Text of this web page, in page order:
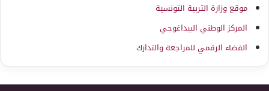
موقع وزارة التربية التونسية
المركز الوطني البيداغوجي
الفضاء الرقمي للمراجعة والتدارك